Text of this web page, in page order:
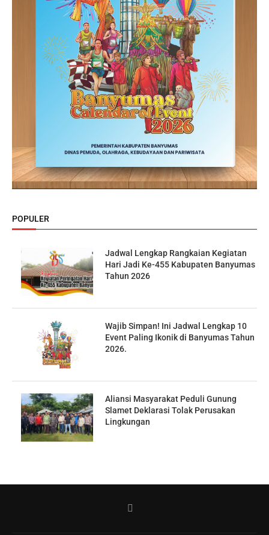
POPULER
Jadwal Lengkap Rangkaian Kegiatan
Hari Jadi Ke-455 Kabupaten Banyumas
Tahun 2026
Wajib Simpan! Ini Jadwal Lengkap 10
Event Paling Ikonik di Banyumas Tahun
2026.
Aliansi Masyarakat Peduli Gunung
Slamet Deklarasi Tolak Perusakan
Lingkungan